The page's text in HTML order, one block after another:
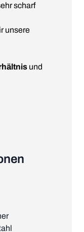
scharf
unsere
und